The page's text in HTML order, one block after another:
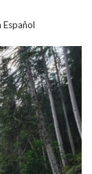
Español